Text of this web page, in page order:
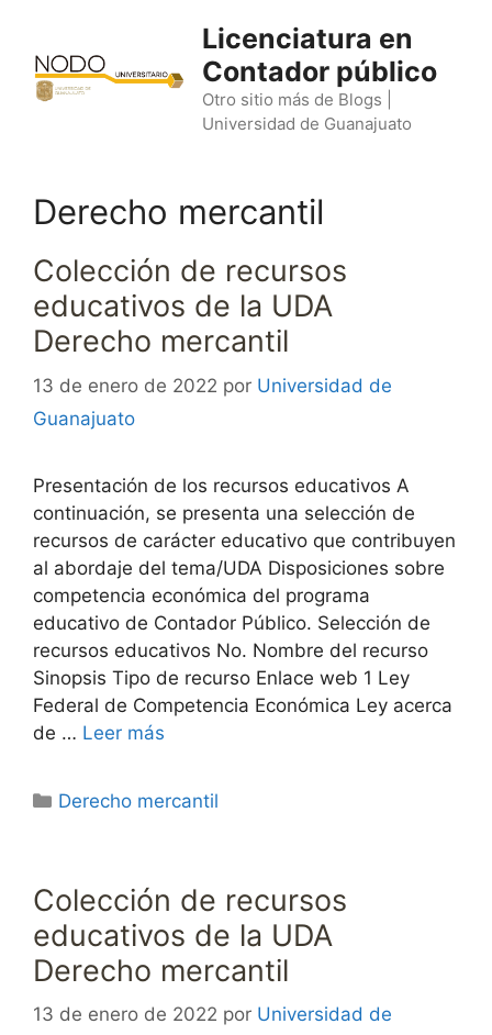
contenido
Licenciatura en
Contador público
Otro sitio más de Blogs |
Universidad de Guanajuato
Derecho mercantil
Colección de recursos
educativos de la UDA
Derecho mercantil
13 de enero de 2022 por Universidad de
Guanajuato
Presentación de los recursos educativos A
continuación, se presenta una selección de
recursos de carácter educativo que contribuyen
al abordaje del tema/UDA Disposiciones sobre
competencia económica del programa
educativo de Contador Público. Selección de
recursos educativos No. Nombre del recurso
Sinopsis Tipo de recurso Enlace web 1 Ley
Federal de Competencia Económica Ley acerca
de … Leer más
Categorías
Derecho mercantil
Colección de recursos
educativos de la UDA
Derecho mercantil
13 de enero de 2022 por Universidad de